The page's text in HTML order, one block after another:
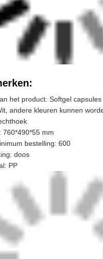
het product: Softgel
andere kleuren kunnen
760*490*55 mm
bestelling: 600
doos
PP